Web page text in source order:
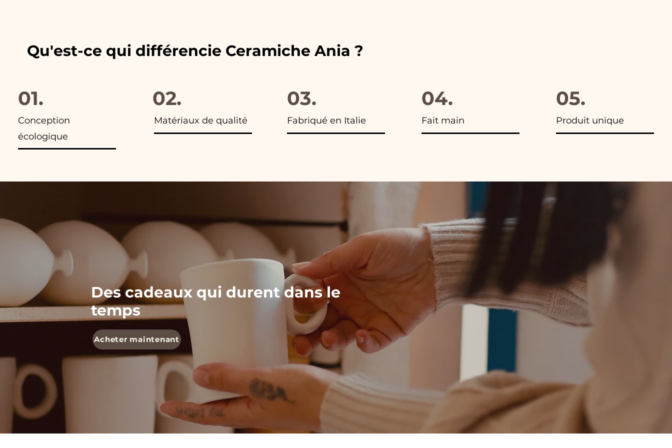
Qu'est-ce qui différencie Ceramiche Ania ?
01.
Conception
écologique
02.
Matériaux de qualité
03.
Fabriqué en Italie
04.
Fait main
05.
Produit unique
Des cadeaux qui durent dans le
temps
Acheter maintenant